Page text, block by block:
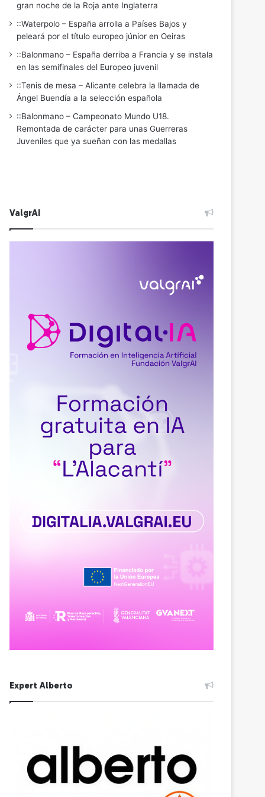
gran noche de la Roja ante Inglaterra
::Waterpolo – España arrolla a Países Bajos y
peleará por el título europeo júnior en Oeiras
::Balonmano – España derriba a Francia y se instala
en las semifinales del Europeo juvenil
::Tenis de mesa – Alicante celebra la llamada de
Ángel Buendía a la selección española
::Balonmano – Campeonato Mundo U18.
Remontada de carácter para unas Guerreras
Juveniles que ya sueñan con las medallas
ValgrAI
Expert Alberto